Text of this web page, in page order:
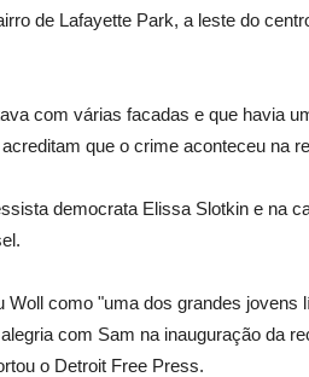
de Lafayette Park, a leste do
com várias facadas e que havia
que o crime aconteceu na
democrata Elissa Slotkin e na
como "uma dos grandes jovens
com Sam na inauguração da
o Detroit Free Press.